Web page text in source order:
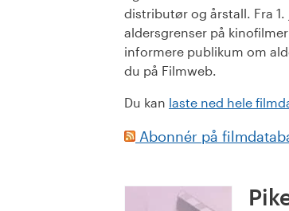
distributør og årstall. Fra
aldersgrenser på
informere publikum om
du på Filmweb.
Du kan laste ned hele
Abonnér på